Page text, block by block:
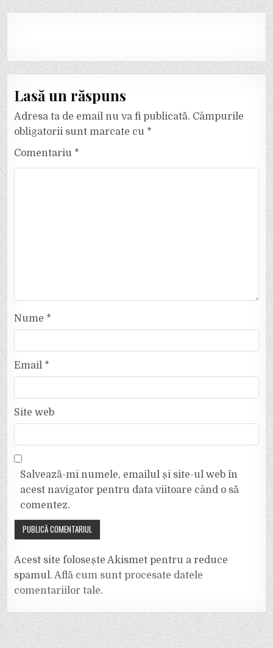
Lasă un răspuns
Adresa ta de email nu va fi publicată. Câmpurile
obligatorii sunt marcate cu *
Comentariu *
Nume *
Email *
Site web
Salvează-mi numele, emailul și site-ul web în
acest navigator pentru data viitoare când o să
comentez.
Acest site folosește Akismet pentru a reduce
spamul.Află cum sunt procesate datele
comentariilor tale.